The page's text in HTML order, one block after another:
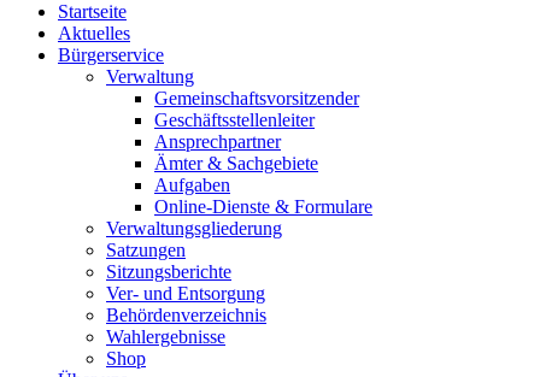
Startseite
Aktuelles
Bürgerservice
Verwaltung
Gemeinschaftsvorsitzender
Geschäftsstellenleiter
Ansprechpartner
Ämter & Sachgebiete
Aufgaben
Online-Dienste & Formulare
Verwaltungsgliederung
Satzungen
Sitzungsberichte
Ver- und Entsorgung
Behördenverzeichnis
Wahlergebnisse
Shop